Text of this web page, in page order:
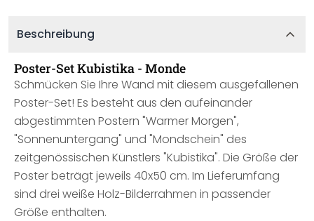
Beschreibung
Poster-Set Kubistika - Monde
Schmücken Sie Ihre Wand mit diesem ausgefallenen
Poster-Set! Es besteht aus den aufeinander
abgestimmten Postern "Warmer Morgen",
"Sonnenuntergang" und "Mondschein" des
zeitgenössischen Künstlers "Kubistika". Die Größe der
Poster beträgt jeweils 40x50 cm. Im Lieferumfang
sind drei weiße Holz-Bilderrahmen in passender
Größe enthalten.